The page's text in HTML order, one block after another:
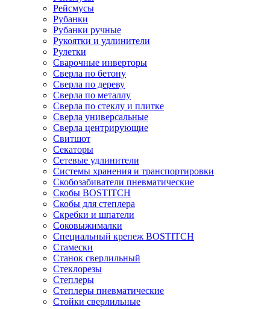
Рейсмусы
Рубанки
Рубанки ручные
Рукоятки и удлинители
Рулетки
Сварочные инверторы
Сверла по бетону
Сверла по дереву
Сверла по металлу
Сверла по стеклу и плитке
Сверла универсальные
Сверла центрирующие
Свитшот
Секаторы
Сетевые удлинители
Системы хранения и транспортировки
Скобозабиватели пневматические
Скобы BOSTITCH
Скобы для степлера
Скребки и шпатели
Соковыжималки
Специальный крепеж BOSTITCH
Стамески
Станок сверлильный
Стеклорезы
Степлеры
Степлеры пневматические
Стойки сверлильные